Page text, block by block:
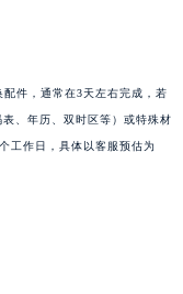
件，通常在3天左右完成，若
、年历、双时区等）或特殊材
工作日，具体以客服预估为